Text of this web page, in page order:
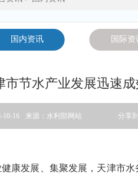
国内资讯 国际资
市节水产业发展迅速
10-16 来源：水利部网站 分享
康发展、集聚发展，天津市